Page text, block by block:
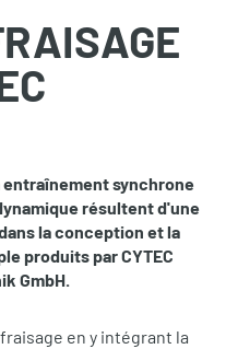
entraînement synchrone
résultent d'une
la conception et la
produits par CYTEC
GmbH.
en y intégrant la